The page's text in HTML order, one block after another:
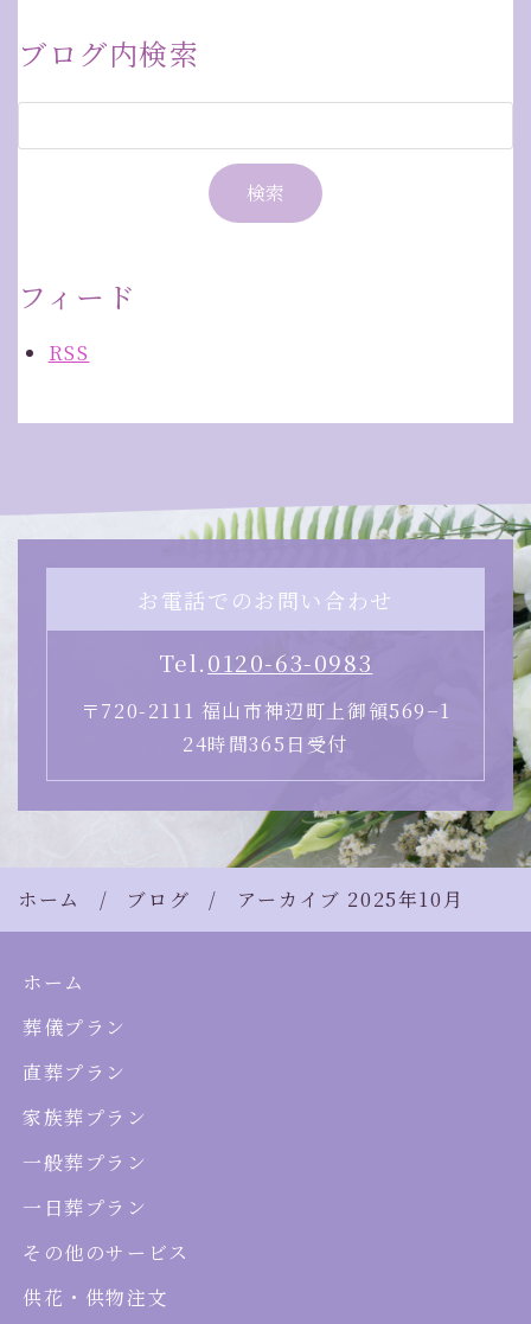
ブログ内検索
フィード
RSS
お電話でのお問い合わせ
Tel.0120-63-0983
〒720-2111 福山市神辺町上御領569−1
24時間365日受付
ホーム ブログ アーカイブ 2025年10月
ホーム
葬儀プラン
直葬プラン
家族葬プラン
一般葬プラン
一日葬プラン
その他のサービス
供花・供物注文